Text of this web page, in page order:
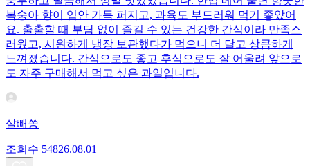
복숭아 향이 입안 가득 퍼지고, 과육도 부드러워 먹기 좋았어
요. 출출할 때 부담 없이 즐길 수 있는 건강한 간식이라 만족스
러웠고, 시원하게 냉장 보관했다가 먹으니 더 달고 상큼하게
느껴졌습니다. 간식으로도 좋고 후식으로도 잘 어울려 앞으로
도 자주 구매해서 먹고 싶은 과일입니다.
살빼쏭
조회수 54826.08.01